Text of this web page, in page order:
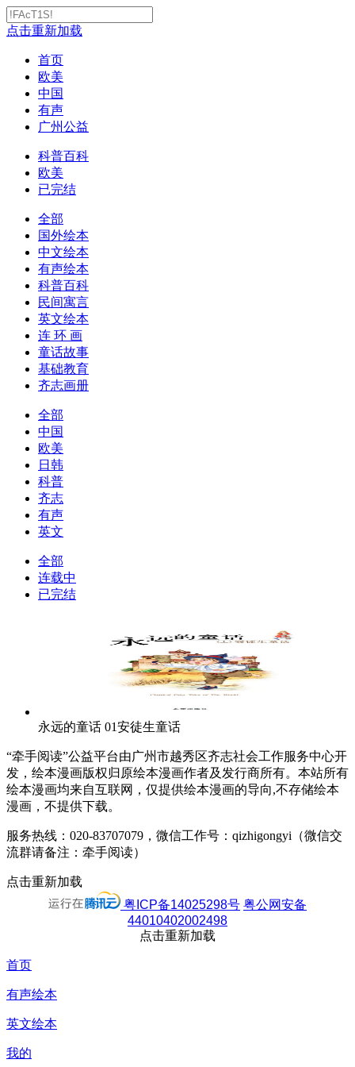
点击重新加载
首页
欧美
中国
有声
广州公益
科普百科
欧美
已完结
全部
国外绘本
中文绘本
有声绘本
科普百科
民间寓言
英文绘本
连 环 画
童话故事
基础教育
齐志画册
全部
中国
欧美
日韩
科普
齐志
有声
英文
全部
连载中
已完结
永远的童话 01安徒生童话
“牵手阅读”公益平台由广州市越秀区齐志社会工作服务中心开
发，绘本漫画版权归原绘本漫画作者及发行商所有。本站所有
绘本漫画均来自互联网，仅提供绘本漫画的导向,不存储绘本
漫画，不提供下载。
服务热线：020-83707079，微信工作号：qizhigongyi（微信交
流群请备注：牵手阅读）
点击重新加载
粤ICP备14025298号 粤公网安备
44010402002498
点击重新加载
首页
有声绘本
英文绘本
我的